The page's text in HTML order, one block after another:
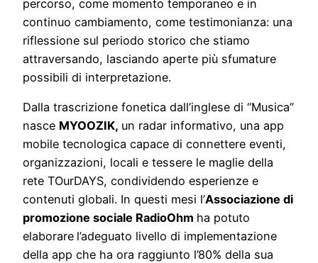
percorso, come momento temporaneo e in
continuo cambiamento, come testimonianza: una
riflessione sul periodo storico che stiamo
attraversando, lasciando aperte più sfumature
possibili di interpretazione.
Dalla trascrizione fonetica dall’inglese di “Musica”
nasce MYOOZIK, un radar informativo, una app
mobile tecnologica capace di connettere eventi,
organizzazioni, locali e tessere le maglie della
rete TOurDAYS, condividendo esperienze e
contenuti globali. In questi mesi l’Associazione di
promozione sociale RadioOhm ha potuto
elaborare l’adeguato livello di implementazione
della app che ha ora raggiunto l’80% della sua